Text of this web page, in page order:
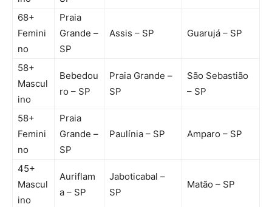
68+
Femini
no
Praia
Grande –
SP
Assis – SP Guarujá – SP
58+
Mascul
ino
Bebedou
ro – SP
Praia Grande –
SP
São Sebastião
– SP
58+
Femini
no
Praia
Grande –
SP
Paulínia – SP Amparo – SP
45+
Mascul
ino
Auriflam
a – SP
Jaboticabal –
SP
Matão – SP